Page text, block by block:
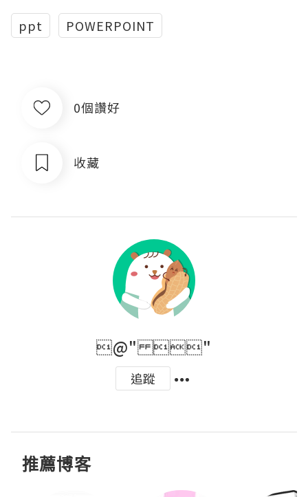
ppt POWERPOINT
0個讚好
收藏
@" "
追蹤
推薦博客